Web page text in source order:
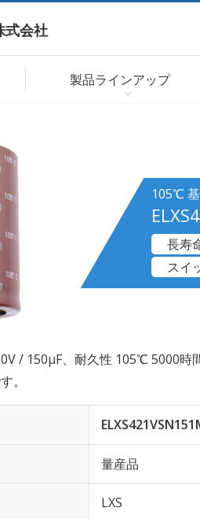
式会社
製品ラインアップ
105℃
長寿
スイ
/ 150µF、耐久性 105℃ 5000
。
量産品
LXS